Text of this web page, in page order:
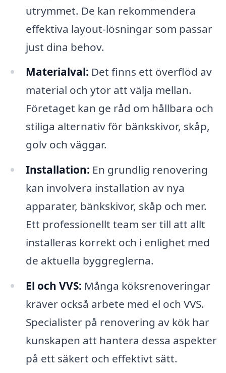
utrymmet. De kan rekommendera
effektiva layout-lösningar som passar
just dina behov.
Materialval: Det finns ett överflöd av
material och ytor att välja mellan.
Företaget kan ge råd om hållbara och
stiliga alternativ för bänkskivor, skåp,
golv och väggar.
Installation: En grundlig renovering
kan involvera installation av nya
apparater, bänkskivor, skåp och mer.
Ett professionellt team ser till att allt
installeras korrekt och i enlighet med
de aktuella byggreglerna.
El och VVS: Många köksrenoveringar
kräver också arbete med el och VVS.
Specialister på renovering av kök har
kunskapen att hantera dessa aspekter
på ett säkert och effektivt sätt.